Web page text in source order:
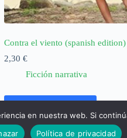
Contra el viento (spanish edition)
2,30 €
Ficción narrativa
en nuestra web. Si
Política de privacidad